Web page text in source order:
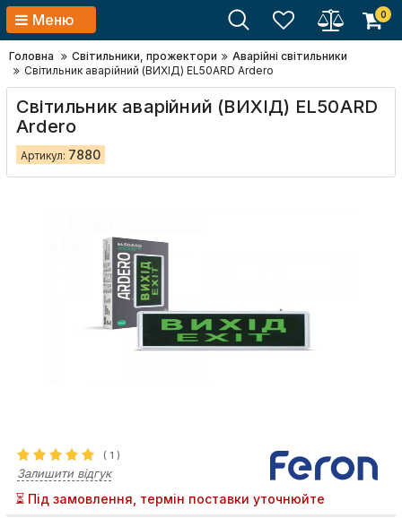
Меню 0
Головна Світильники, прожектори
Аварійні світильники
Світильник аварійний (ВИХIД) EL50ARD Ardero
Світильник аварійний (ВИХIД) EL50ARD
Ardero
Артикул: 7880
( 1 )
Залишити відгук
⏳ Під замовлення, термін поставки уточнюйте